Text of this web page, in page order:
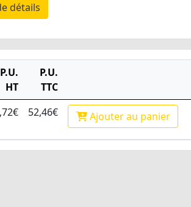
détails
P.U.
HT
P.U.
TTC
52,46€ Ajouterau panier